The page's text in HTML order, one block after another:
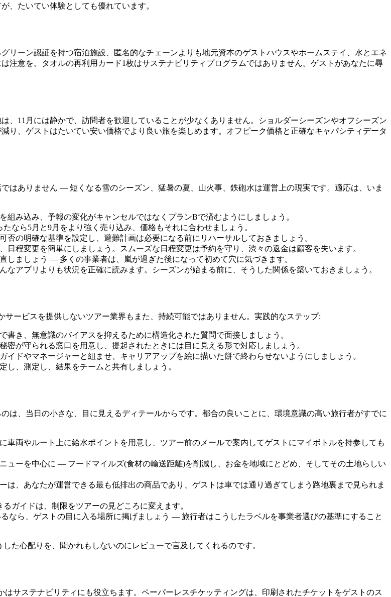
、たいてい体験としても優れています。
リーン認証を持つ宿泊施設、匿名的なチェーンよりも地元資本のゲストハウスやホームステイ、水とエネ
注意を。タオルの再利用カード1枚はサステナビリティプログラムではありません。ゲストがあなたに尋
11月には静かで、訪問者を歓迎していることが少なくありません。ショルダーシーズンやオフシーズン
り、ゲストはたいてい安い価格でより良い旅を楽しめます。オフピーク価格と正確なキャパシティデータ
はありません — 短くなる雪のシーズン、猛暑の夏、山火事、鉄砲水は運営上の現実です。適応は、いま
み込み、予報の変化がキャンセルではなくプランBで済むようにしましょう。
なら5月と9月をより強く売り込み、価格もそれに合わせましょう。
の明確な基準を設定し、避難計画は必要になる前にリハーサルしておきましょう。
程変更を簡単にしましょう。スムーズな日程変更は予約を守り、渋々の返金は顧客を失います。
しましょう — 多くの事業者は、嵐が過ぎた後になって初めて穴に気づきます。
なアプリよりも状況を正確に読みます。シーズンが始まる前に、そうした関係を築いておきましょう。
ービスを提供しないツアー業界もまた、持続可能ではありません。実践的なステップ:
書き、無意識のバイアスを抑えるために構造化された質問で面接しましょう。
密が守られる窓口を用意し、提起されたときには目に見える形で対応しましょう。
イドやマネージャーと組ませ、キャリアアップを絵に描いた餅で終わらせないようにしましょう。
、測定し、結果をチームと共有しましょう。
は、当日の小さな、目に見えるディテールからです。都合の良いことに、環境意識の高い旅行者がすでに
車両やルート上に給水ポイントを用意し、ツアー前のメールで案内してゲストにマイボトルを持参しても
ューを中心に — フードマイルズ(食材の輸送距離)を削減し、お金を地域にとどめ、そしてその土地らしい
は、あなたが運営できる最も低排出の商品であり、ゲストは車では通り過ぎてしまう路地裏まで見られま
ガイドは、制限をツアーの見どころに変えます。
るなら、ゲストの目に入る場所に掲げましょう — 旅行者はこうしたラベルを事業者選びの基準にすること
た心配りを、聞かれもしないのにレビューで言及してくれるのです。
サステナビリティにも役立ちます。ペーパーレスチケッティングは、印刷されたチケットをゲストのス